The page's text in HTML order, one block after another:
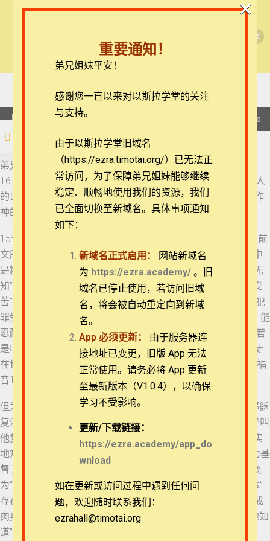
ezrahall@timotai.org
首页 每日读经/灵修 【西罗亚池灵修】彼得前书
彼得前书每日灵修
21 彼得前书 2:15-16
22 彼得前书 2:17-20
23 彼得前书 2:21-23
24 彼得前书 2:24-25
25 彼得前书 3:1-2
26 彼得前书 3:3-6
27 彼得前书 3:7
28 彼得前书 3:8-9
29 彼得前书 3:10-12
30 彼得前书 3:13-
31 彼得前书 3:15b-
频
放
器
00:00
弟兄姐妹平安。我们今天来一起思想的经文是彼得前书2:15-
16，15 因为神的旨意原是要你们行善，可以堵住那胡涂无知人
的口。16 你们虽是自由的，却不可借着自由遮盖恶毒，总要作
神的仆人。
15节直译为“因为这神的旨意：以行善来止住糊涂人的无知”。前
文所说的“在上的君王”、“君王所派罚恶赏善的臣宰”在彼得眼中
是糊涂人，他们逼迫信徒是出于无知。但如何可以让他们从“无
知”变为“知道”呢？彼得说要通过在逼迫的环境中行善。“行善受
苦”是他后文不断提到的概念，比如彼得前书2:20，“你们若因犯
罪受责打，能忍耐，有甚么可夸的呢？但你们若因行善受苦，能
忍耐，这在神看是可喜爱的。”还有彼得前书3:17，“神的旨意若
是叫你们因行善受苦，总强如因行恶受苦。”显然，彼得说信徒
在世上是要受苦的，毕竟主耶稣说“在世上你们有苦难”（约翰福
音16:33），但彼得更关心的是他们究竟是否是因“行恶受苦”。
但为什么让“无知”变为“知道”不是教导，而是“行善”呢？当主耶稣
复活之后，彼得面对那些“无知”的犹太人说，“这耶稣，神已经叫
他复活了，我们都为这事作见证。……故此，以色列全家当确实
地知道，你们钉在十字架上的这位耶稣，神已经立他为主，为基
督了”（彼得前书2:32,36）。耶稣的复活使那些听者由“无知”变
为“确实地知道”。主耶稣作为教会的元首升天，信徒作为“身体”
存在世间必须要通过行善来让祂的复活，成为肉眼可见的“道成
肉身”，“在上的君王”、“君王所派罚恶赏善的臣宰”方能“确实地知
道”，才可以“止住糊涂人的无知”。
团体报名及课程定制咨询：ezrahall@timotai.org
退换政策
隐私策略
常见问题
APP下载
联系我们
关于我们
Copyright © 2022-2026 Timothy Training International,
重要通知！
弟兄姐妹平安！
感谢您一直以来对以斯拉学堂的关注
与支持。
由于以斯拉学堂旧域名
（https://ezra.timotai.org/）已无法正
常访问， 为了保障弟兄姐妹能够继续
稳定、顺畅地使用我们的资源，我们
已全面切换至新域名。具体事项通知
如下：
新域名正式启用：
网站新域名
为 https://ezra.academy/ 。旧
域名已停止使用，若访问旧域
名，将会被自动重定向到新域
名。
App必须更新：
由于服务器连
接地址已变更，旧版 App 无法
正常使用。请务必将 App 更新
至最新版本（V1.0.4），以确保
学习不受影响。
更新/下载链接：
https://ezra.academy/app_do
wnload
如在更新或访问过程中遇到任何问
题，欢迎随时联系我们：
ezrahall@timotai.org
×
查看课程